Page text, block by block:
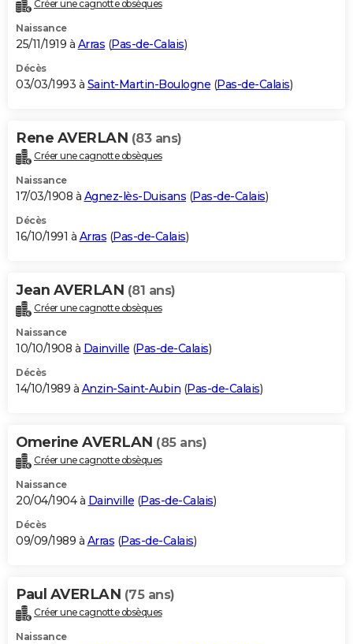
Créer une cagnotte obsèques
Naissance
25/11/1919 à Arras (Pas-de-Calais)
Décès
03/03/1993 à Saint-Martin-Boulogne (Pas-de-Calais)
Rene AVERLAN (83 ans)
Créer une cagnotte obsèques
Naissance
17/03/1908 à Agnez-lès-Duisans (Pas-de-Calais)
Décès
16/10/1991 à Arras (Pas-de-Calais)
Jean AVERLAN (81 ans)
Créer une cagnotte obsèques
Naissance
10/10/1908 à Dainville (Pas-de-Calais)
Décès
14/10/1989 à Anzin-Saint-Aubin (Pas-de-Calais)
Omerine AVERLAN (85 ans)
Créer une cagnotte obsèques
Naissance
20/04/1904 à Dainville (Pas-de-Calais)
Décès
09/09/1989 à Arras (Pas-de-Calais)
Paul AVERLAN (75 ans)
Créer une cagnotte obsèques
Naissance